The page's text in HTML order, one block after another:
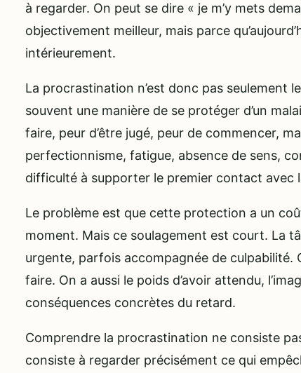
à regarder. On peut se dire « je m’y mets
objectivement meilleur, mais parce
intérieurement.
La procrastination n’est donc pas seulement
souvent une manière de se protéger d’un
faire, peur d’être jugé, peur de commencer,
perfectionnisme, fatigue, absence de sens,
difficulté à supporter le premier contact avec
Le problème est que cette protection a un
moment. Mais ce soulagement est court. La
urgente, parfois accompagnée de culpabilité.
faire. On a aussi le poids d’avoir attendu,
conséquences concrètes du retard.
Comprendre la procrastination ne consiste
consiste à regarder précisément ce qui